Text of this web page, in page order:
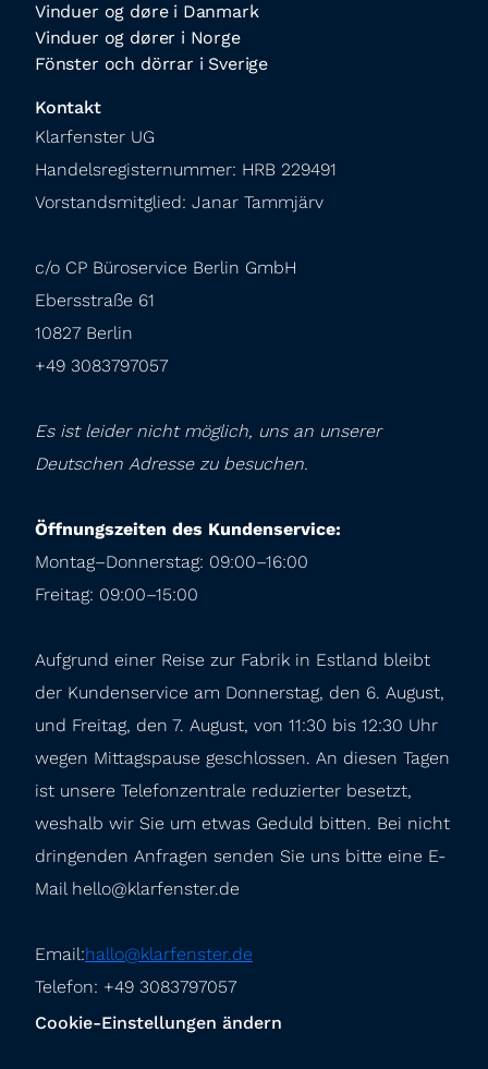
Vinduer og døre i Danmark
Vinduer og dører i Norge
Fönster och dörrar i Sverige
Kontakt
Klarfenster UG
Handelsregisternummer: HRB 229491
Vorstandsmitglied: Janar Tammjärv
c/o CP Büroservice Berlin GmbH
Ebersstraße 61
10827 Berlin
+49 3083797057
Es ist leider nicht möglich, uns an unserer
Deutschen Adresse zu besuchen.
Öffnungszeiten des Kundenservice:
Montag–Donnerstag: 09:00–16:00
Freitag: 09:00–15:00
Aufgrund einer Reise zur Fabrik in Estland bleibt
der Kundenservice am Donnerstag, den 6. August,
und Freitag, den 7. August, von 11:30 bis 12:30 Uhr
wegen Mittagspause geschlossen. An diesen Tagen
ist unsere Telefonzentrale reduzierter besetzt,
weshalb wir Sie um etwas Geduld bitten. Bei nicht
dringenden Anfragen senden Sie uns bitte eine E-
Mail hello@klarfenster.de
Email:hallo@klarfenster.de
Telefon: +49 3083797057
Cookie-Einstellungen ändern